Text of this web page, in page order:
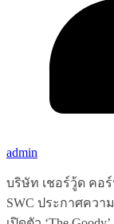
admin
บริษัท เชอร์วู้ด คอ
SWC ประกาศคว